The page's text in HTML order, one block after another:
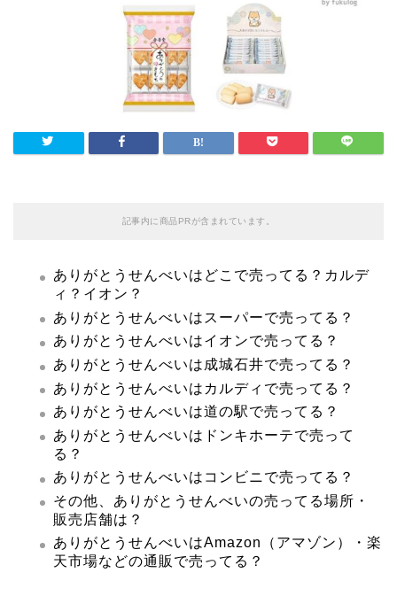
記事内に商品PRが含まれています。
ありがとうせんべいはどこで売ってる？カルデ
ィ？イオン？
ありがとうせんべいはスーパーで売ってる？
ありがとうせんべいはイオンで売ってる？
ありがとうせんべいは成城石井で売ってる？
ありがとうせんべいはカルディで売ってる？
ありがとうせんべいは道の駅で売ってる？
ありがとうせんべいはドンキホーテで売って
る？
ありがとうせんべいはコンビニで売ってる？
その他、ありがとうせんべいの売ってる場所・
販売店舗は？
ありがとうせんべいはAmazon（アマゾン）・楽
天市場などの通販で売ってる？